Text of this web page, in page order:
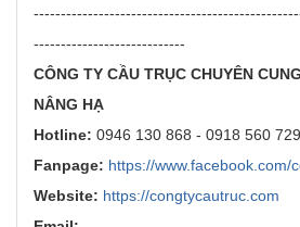
----------------------------
CÔNG TY CẦU TRỤC CHUYÊN
NÂNG HẠ
Hotline: 0946 130 868 - 0918 560 729
Fanpage: https://www.facebook.com/
Website: https://congtycautruc.com